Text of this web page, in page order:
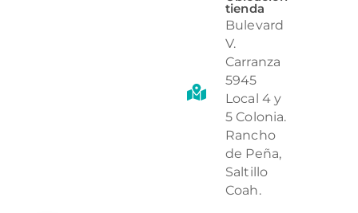
tienda
Bulevard
V.
Carranza
5945
Local 4 y
5 Colonia.
Rancho
de Peña,
Saltillo
Coah.